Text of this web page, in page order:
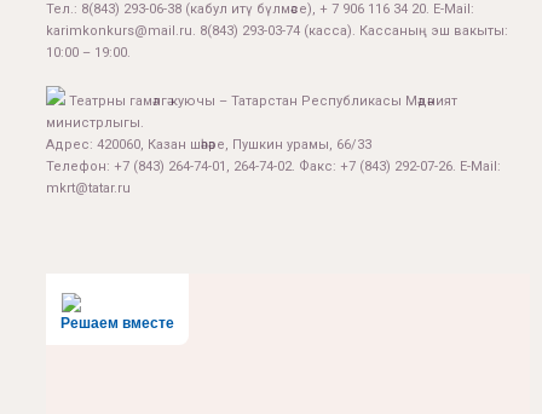
Тел.: 8(843) 293-06-38 (кабул итү бүлмәсе), + 7 906 116 34 20. E-Mail:
karimkonkurs@mail.ru. 8(843) 293-03-74 (касса). Кассаның эш вакыты:
10:00 – 19:00.
Театрны гамәлгә куючы – Татарстан Республикасы Мәдәният
министрлыгы.
Адрес: 420060, Казан шәһәре, Пушкин урамы, 66/33
Телефон: +7 (843) 264-74-01, 264-74-02. Факс: +7 (843) 292-07-26. E-Mail:
mkrt@tatar.ru
Решаем вместе